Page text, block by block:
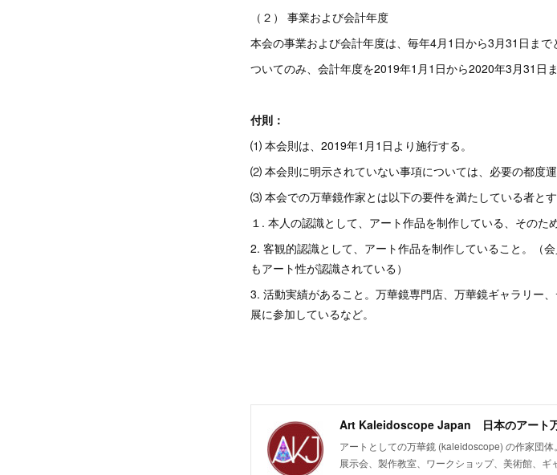
（２） 事業および会計年度
本会の事業および会計年度は、毎年4月1日から3月31日まで
ついてのみ、会計年度を2019年1月1日から2020年3月31日ま
（この項、
付則：
⑴ 本会則は、2019年1月1日より施行する。
⑵ 本会則に明示されていない事項については、必要の都度運
⑶ 本会での万華鏡作家とは以下の要件を満たしている者と
１. 本人の認識として、アート作品を制作している、そのた
2. 客観的認識として、アート作品を制作していること。（
もアート性が認識されている）
3. 活動実績があること。万華鏡専門店、万華鏡ギャラリー
展に参加しているなど。
Art Kaleidoscope Japan 日本のアート
アートとしての万華鏡 (kaleidoscope) の作家団
展示会、製作教室、ワークショップ、美術館、ギ